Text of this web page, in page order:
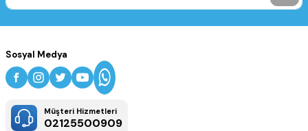
Sosyal Medya
Müşteri Hizmetleri
02125500909